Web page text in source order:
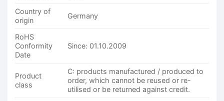
Country of
origin
Germany
RoHS
Conformity
Date
Since: 01.10.2009
Product
class
C: products manufactured / produced to
order, which cannot be reused or re-
utilised or be returned against credit.